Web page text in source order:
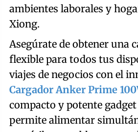
ambientes laborales y
Xiong.
Asegúrate de obtener una
flexible para todos tus
viajes de negocios con el
Cargador Anker Prime
compacto y potente gadget
permite alimentar